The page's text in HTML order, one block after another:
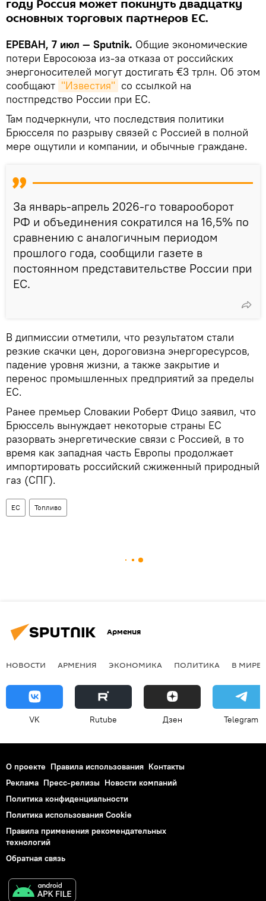
году Россия может покинуть двадцатку
основных торговых партнеров ЕС.
ЕРЕВАН, 7 июл — Sputnik. Общие экономические
потери Евросоюза из-за отказа от российских
энергоносителей могут достигать €3 трлн. Об этом
сообщают "Известия" со ссылкой на
постпредство России при ЕС.
Там подчеркнули, что последствия политики
Брюсселя по разрыву связей с Россией в полной
мере ощутили и компании, и обычные граждане.
За январь-апрель 2026-го товарооборот
РФ и объединения сократился на 16,5% по
сравнению с аналогичным периодом
прошлого года, сообщили газете в
постоянном представительстве России при
ЕС.
В дипмиссии отметили, что результатом стали
резкие скачки цен, дороговизна энергоресурсов,
падение уровня жизни, а также закрытие и
перенос промышленных предприятий за пределы
ЕС.
Ранее премьер Словакии Роберт Фицо заявил, что
Брюссель вынуждает некоторые страны ЕС
разорвать энергетические связи с Россией, в то
время как западная часть Европы продолжает
импортировать российский сжиженный природный
газ (СПГ).
ЕС Топливо
Армения
НОВОСТИ АРМЕНИЯ ЭКОНОМИКА ПОЛИТИКА В МИРЕ
VK Rutube Дзен Telegram
О проекте Правила использования Контакты
Реклама Пресс-релизы Новости компаний
Политика конфиденциальности
Политика использования Cookie
Правила применения рекомендательных
технологий
Обратная связь